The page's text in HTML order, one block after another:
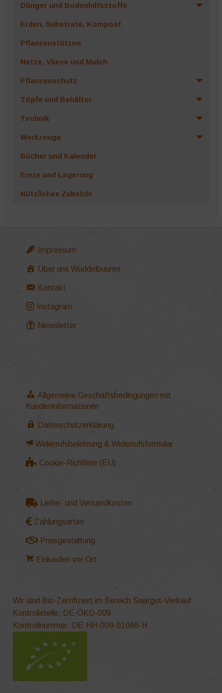
Dünger und Bodenhilfsstoffe
Erden, Substrate, Kompost
Pflanzenstützen
Netze, Vliese und Mulch
Pflanzenschutz
Töpfe und Behälter
Technik
Werkzeuge
Bücher und Kalender
Ernte und Lagerung
Nützliches Zubehör
Impressum
Über uns Wuddelbuuren
Kontakt
Instagram
Newsletter
Allgemeine Geschäftsbedingungen mit
Kundeninformationen
Datenschutzerklärung
Widerrufsbelehrung & Widerrufsformular
Cookie-Richtlinie (EU)
Liefer- und Versandkosten
Zahlungsarten
Preisgestaltung
Einkaufen vor Ort
Wir sind Bio-Zertifiziert im Bereich Saatgut-Verkauf
Kontrollstelle: DE-ÖKO-009
Kontrollnummer: DE-HH-009-01066-H